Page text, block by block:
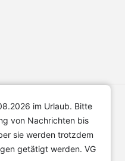
im Urlaub. Bitte
von Nachrichten bis
sie werden trotzdem
getätigt werden. VG